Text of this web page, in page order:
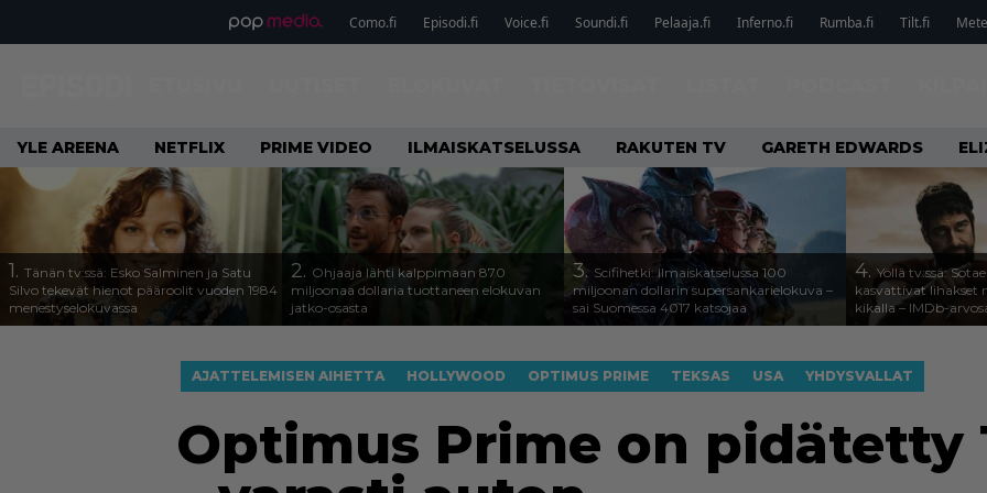
Como.fi Episodi.fi Voice.fi Soundi.fi Pelaaja.fi Inferno.fi Rumba.fi Tilt.fi
YLE AREENA NETFLIX PRIME VIDEO ILMAISKATSELUSSA RAKUTEN TV GARETH EDWARDS
1. Tänän tv:ssä: Esko Salminen ja Satu
Silvo tekevät hienot pääroolit vuoden 1984
menestyselokuvassa
2. Ohjaaja lähti kalppimaan 870
miljoonaa dollaria tuottaneen elokuvan
jatko-osasta
3. Scifihetki: Ilmaiskatselussa 100
miljoonan dollarin supersankarielokuva –
sai Suomessa 4017 katsojaa
4. Yöllä tv:ssä:
kasvattivat lihakset
kikalla – IMDb-
AJATTELEMISEN AIHETTA HOLLYWOOD OPTIMUS PRIME TEKSAS USA YHDYSVALLAT
Optimus Prime on pidätetty